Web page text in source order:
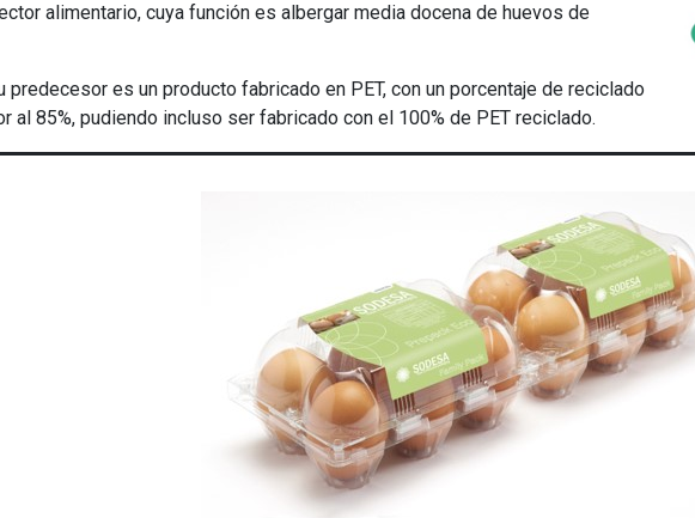
alimentario, cuya función es albergar media docena de huevos de
predecesor es un producto fabricado en PET, con un porcentaje de reciclado
al 85%, pudiendo incluso ser fabricado con el 100% de PET reciclado.